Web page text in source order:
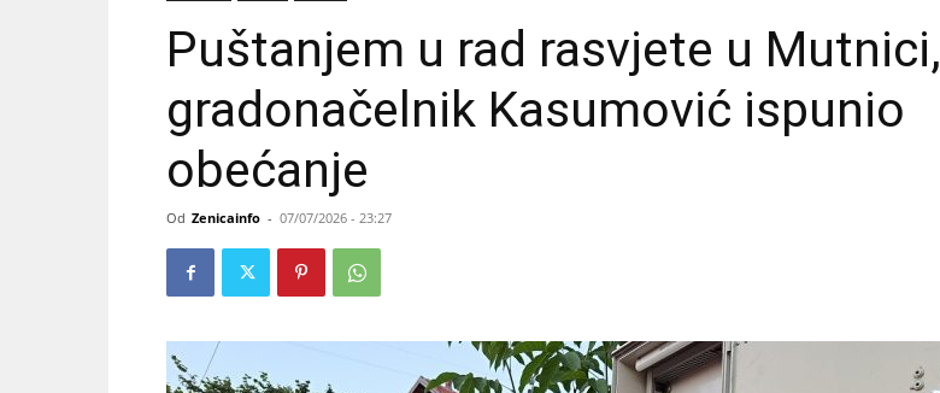
Puštanjem u rad rasvjete u Mutnici,
gradonačelnik Kasumović ispunio
obećanje
Od Zenicainfo - 07/07/2026 - 23:27